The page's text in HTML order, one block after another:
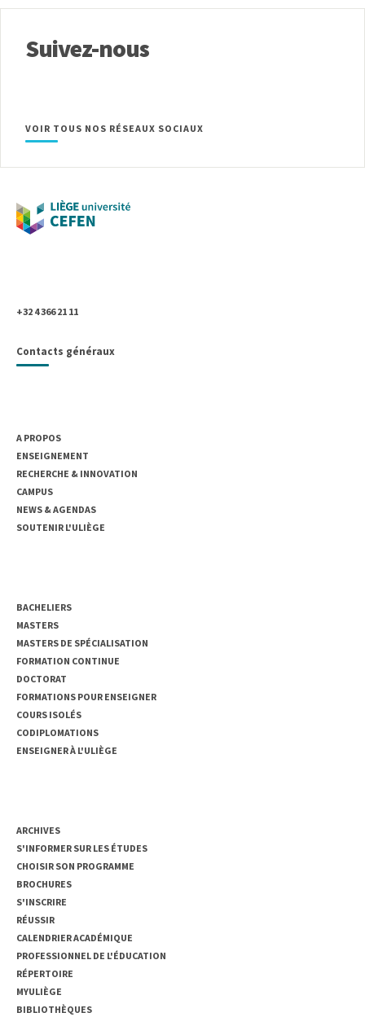
Suivez-nous
VOIR TOUS NOS RÉSEAUX SOCIAUX
+32 4 366 21 11
Contacts généraux
A PROPOS
ENSEIGNEMENT
RECHERCHE & INNOVATION
CAMPUS
NEWS & AGENDAS
SOUTENIR L'ULIÈGE
BACHELIERS
MASTERS
MASTERS DE SPÉCIALISATION
FORMATION CONTINUE
DOCTORAT
FORMATIONS POUR ENSEIGNER
COURS ISOLÉS
CODIPLOMATIONS
ENSEIGNER À L'ULIÈGE
ARCHIVES
S'INFORMER SUR LES ÉTUDES
CHOISIR SON PROGRAMME
BROCHURES
S'INSCRIRE
RÉUSSIR
CALENDRIER ACADÉMIQUE
PROFESSIONNEL DE L'ÉDUCATION
RÉPERTOIRE
MYULIÈGE
BIBLIOTHÈQUES